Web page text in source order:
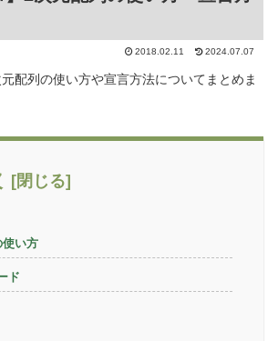
2018.02.11 2024.07.07
配列の使い方や宣言方法についてまとめま
使い方
ド